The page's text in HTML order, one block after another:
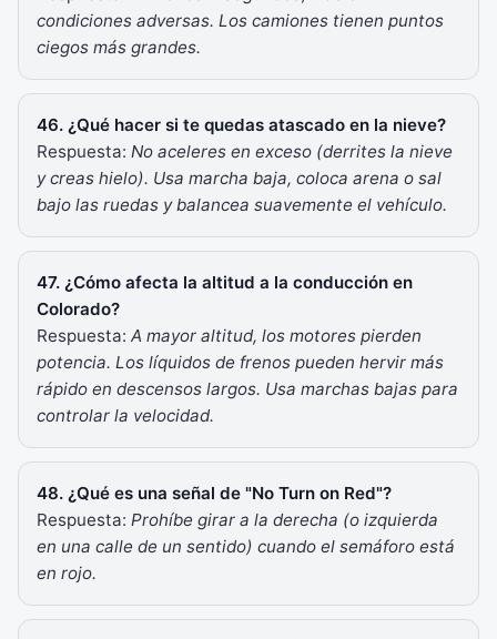
condiciones adversas. Los camiones tienen puntos
ciegos más grandes.
46. ¿Qué hacer si te quedas atascado en la nieve?
Respuesta: No aceleres en exceso (derrites la nieve
y creas hielo). Usa marcha baja, coloca arena o sal
bajo las ruedas y balancea suavemente el vehículo.
47. ¿Cómo afecta la altitud a la conducción en
Colorado?
Respuesta: A mayor altitud, los motores pierden
potencia. Los líquidos de frenos pueden hervir más
rápido en descensos largos. Usa marchas bajas para
controlar la velocidad.
48. ¿Qué es una señal de "No Turn on Red"?
Respuesta: Prohíbe girar a la derecha (o izquierda
en una calle de un sentido) cuando el semáforo está
en rojo.